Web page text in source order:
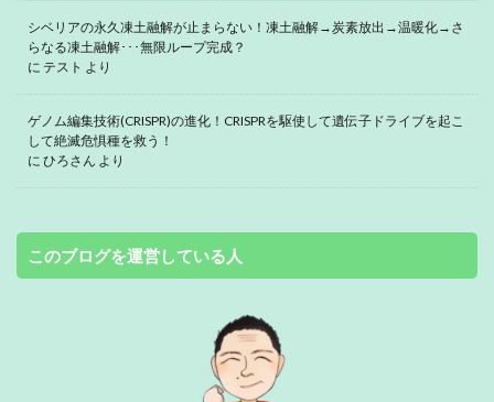
シベリアの永久凍土融解が止まらない！凍土融解→炭素放出→温暖化→さ
らなる凍土融解･･･無限ループ完成？
に テスト より
ゲノム編集技術(CRISPR)の進化！CRISPRを駆使して遺伝子ドライブを起こ
して絶滅危惧種を救う！
に ひろさん より
このブログを運営している人